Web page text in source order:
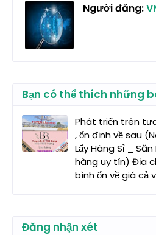
Người đăng:
Bạn có thể thích những
Phát triển trên
, ổn định về sau
Lấy Hàng Sỉ _
hàng uy tín) Địa
bình ổn về giá cả
Đăng nhận xét